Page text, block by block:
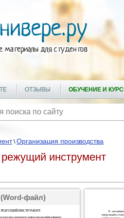
ОТЗЫВЫ ОБУЧЕНИЕ И
\Организация производства
инструмент
(Word-файл)